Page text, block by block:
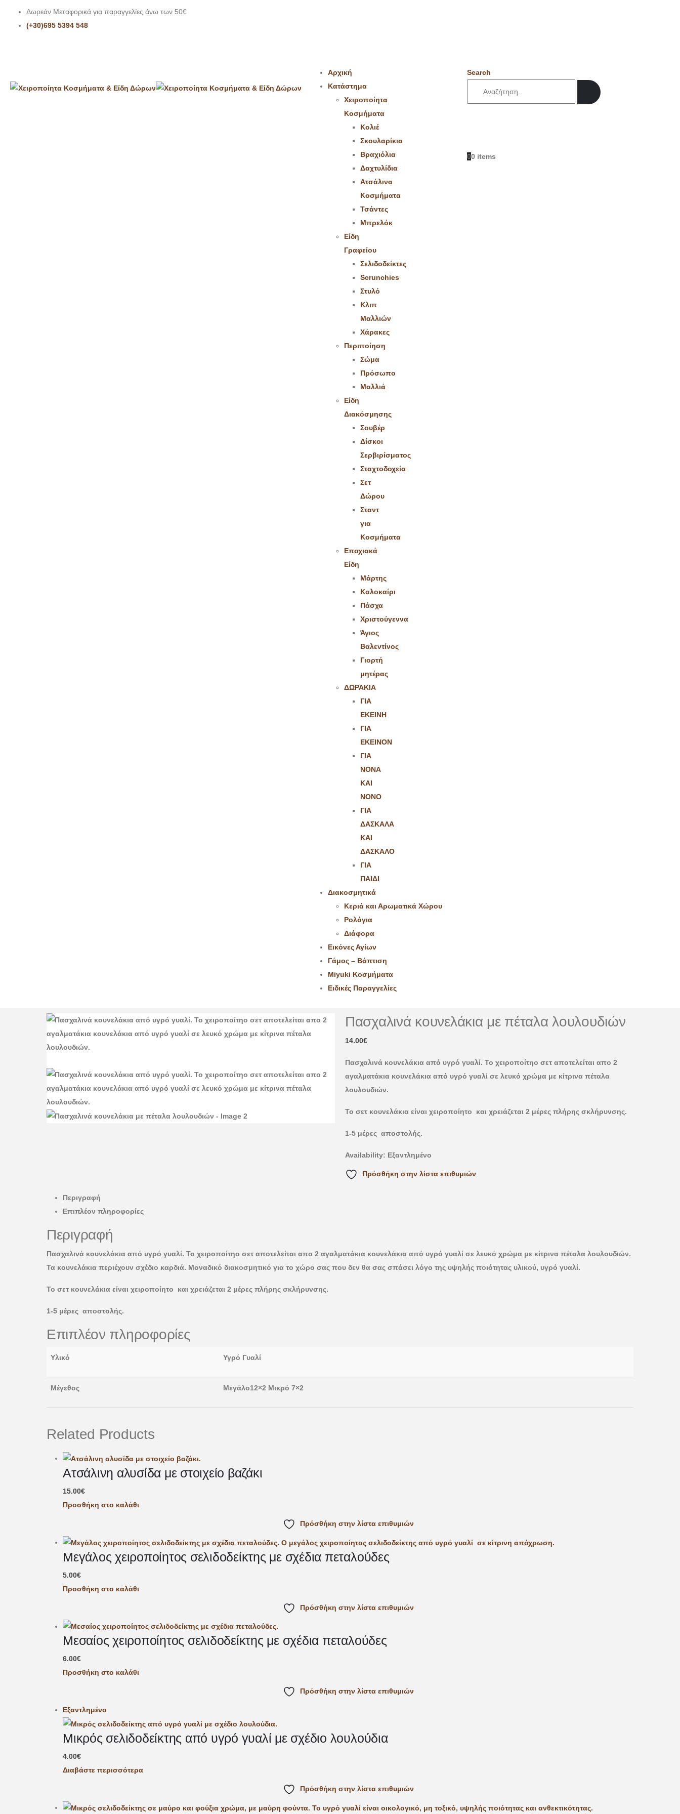
Δωρεάν Μεταφορικά για παραγγελίες άνω των 50€
(+30)695 5394 548
Αρχική
Κατάστημα
Χειροποίητα
Κοσμήματα
Κολιέ
Σκουλαρίκια
Βραχιόλια
Δαχτυλίδια
Ατσάλινα
Κοσμήματα
Τσάντες
Μπρελόκ
Είδη
Γραφείου
Σελιδοδείκτες
Scrunchies
Στυλό
Κλιπ
Μαλλιών
Χάρακες
Περιποίηση
Σώμα
Πρόσωπο
Μαλλιά
Είδη
Διακόσμησης
Σουβέρ
Δίσκοι
Σερβιρίσματος
Σταχτοδοχεία
Σετ
Δώρου
Σταντ
για
Κοσμήματα
Εποχιακά
Είδη
Μάρτης
Καλοκαίρι
Πάσχα
Χριστούγεννα
Άγιος
Βαλεντίνος
Γιορτή
μητέρας
ΔΩΡΑΚΙΑ
ΓΙΑ
ΕΚΕΙΝΗ
ΓΙΑ
ΕΚΕΙΝΟΝ
ΓΙΑ
ΝΟΝΑ
ΚΑΙ
ΝΟΝΟ
ΓΙΑ
ΔΑΣΚΑΛΑ
ΚΑΙ
ΔΑΣΚΑΛΟ
ΓΙΑ
ΠΑΙΔΙ
Διακοσμητικά
Κεριά και Αρωματικά Χώρου
Ρολόγια
Διάφορα
Εικόνες Αγίων
Γάμος – Βάπτιση
Miyuki Κοσμήματα
Ειδικές Παραγγελίες
Search
00 items
Πασχαλινά κουνελάκια με πέταλα λουλουδιών
14.00€
Πασχαλινά κουνελάκια από υγρό γυαλί. Το χειροποίτηο σετ αποτελείται απο 2
αγαλματάκια κουνελάκια από υγρό γυαλί σε λευκό χρώμα με κίτρινα πέταλα
λουλουδιών.
Το σετ κουνελάκια είναι χειροποίητο και χρειάζεται 2 μέρες πλήρης σκλήρυνσης.
1-5 μέρες αποστολής.
Availability: Εξαντλημένο
Πρόσθήκη στην λίστα επιθυμιών
Περιγραφή
Επιπλέον πληροφορίες
Περιγραφή
Πασχαλινά κουνελάκια από υγρό γυαλί. Το χειροποίτηο σετ αποτελείται απο 2 αγαλματάκια κουνελάκια από υγρό γυαλί σε λευκό χρώμα με κίτρινα πέταλα λουλουδιών.
Τα κουνελάκια περιέχουν σχέδιο καρδιά. Μοναδικό διακοσμητικό για το χώρο σας που δεν θα σας σπάσει λόγο της υψηλής ποιότητας υλικού, υγρό γυαλί.
Το σετ κουνελάκια είναι χειροποίητο και χρειάζεται 2 μέρες πλήρης σκλήρυνσης.
1-5 μέρες αποστολής.
Επιπλέον πληροφορίες
Υλικό Υγρό Γυαλί
Μέγεθος Μεγάλο12×2 Μικρό 7×2
Related Products
Ατσάλινη αλυσίδα με στοιχείο βαζάκι
15.00€
Προσθήκη στο καλάθι
Πρόσθήκη στην λίστα επιθυμιών
Μεγάλος χειροποίητος σελιδοδείκτης με σχέδια πεταλούδες
5.00€
Προσθήκη στο καλάθι
Πρόσθήκη στην λίστα επιθυμιών
Μεσαίος χειροποίητος σελιδοδείκτης με σχέδια πεταλούδες
6.00€
Προσθήκη στο καλάθι
Πρόσθήκη στην λίστα επιθυμιών
Εξαντλημένο
Μικρός σελιδοδείκτης από υγρό γυαλί με σχέδιο λουλούδια
4.00€
Διαβάστε περισσότερα
Πρόσθήκη στην λίστα επιθυμιών